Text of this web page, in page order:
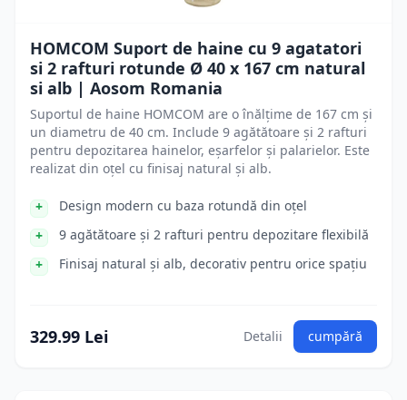
HOMCOM Suport de haine cu 9 agatatori
si 2 rafturi rotunde Ø 40 x 167 cm natural
si alb | Aosom Romania
Suportul de haine HOMCOM are o înălțime de 167 cm și
un diametru de 40 cm. Include 9 agătătoare și 2 rafturi
pentru depozitarea hainelor, eșarfelor și palarielor. Este
realizat din oțel cu finisaj natural și alb.
Design modern cu baza rotundă din oțel
9 agătătoare și 2 rafturi pentru depozitare flexibilă
Finisaj natural și alb, decorativ pentru orice spațiu
329.99 Lei Detalii cumpără